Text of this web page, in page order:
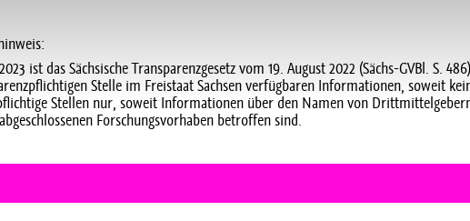
ist das Sächsische Transparenzgesetz vom 19. August 2022 (Sächs-GVBl. S.
Stelle im Freistaat Sachsen verfügbaren Informationen, soweit
Stellen nur, soweit Informationen über den Namen von
Forschungsvorhaben betroffen sind.